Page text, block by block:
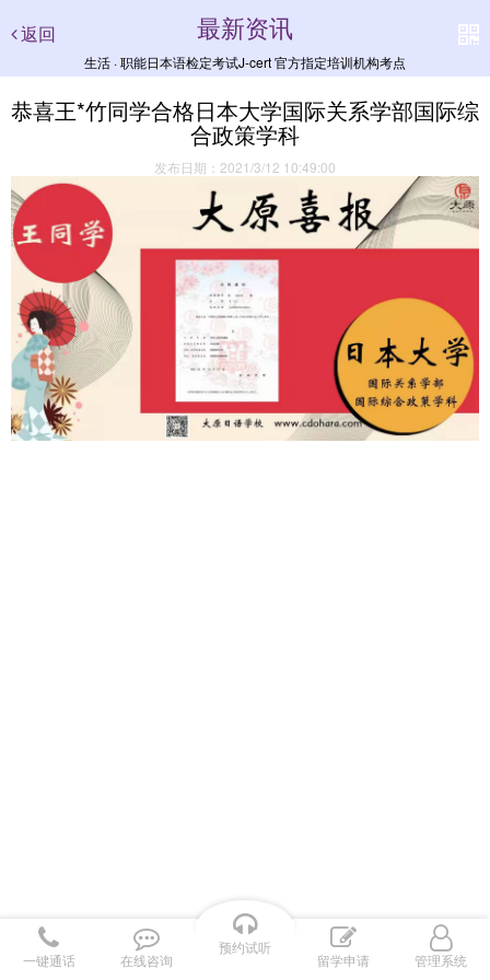
返回 最新资讯
生活 · 职能日本语检定考试J-cert 官方指定培训机构考点
恭喜王*竹同学合格日本大学国际关系学部国际综
合政策学科
发布日期：2021/3/12 10:49:00
一键通话 在线咨询
预约试听
留学申请 管理系统